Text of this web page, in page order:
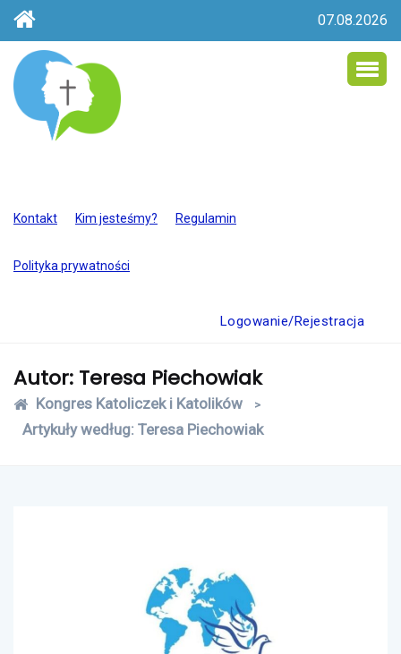
07.08.2026
Kontakt Kim jesteśmy? Regulamin
Polityka prywatności
Logowanie/Rejestracja
Autor: Teresa Piechowiak
Kongres Katoliczek i Katolików >
Artykuły według: Teresa Piechowiak